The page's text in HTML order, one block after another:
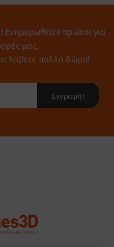
πρώτοι για
μας,
λάβετε πολλά δώρα!
Εγγραφή!